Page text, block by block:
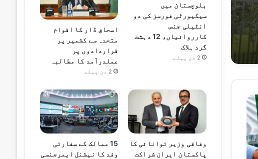
بلوچستان میں
سیکیورٹی فورسز کی دو
انٹیلی جنس
کارروائیاں، 12 دہشت
گرد ہلاک
2 دن پہلے
اسحاق ڈار کا اقوام
متحدہ سے کشمیر پر
قراردادوں پر
عملدرآمد کا مطالبہ
2 دن پہلے
وفاقی وزیر توانائی کا
پاکستان ایران شراکت
15 ممالک کے سفارتی
وفد کا نیشنل ایمرجنسی